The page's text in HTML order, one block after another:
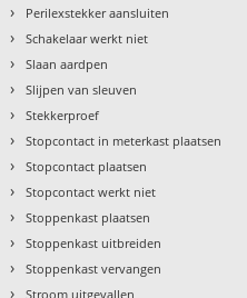
› Perilexstekker aansluiten
› Schakelaar werkt niet
› Slaan aardpen
› Slijpen van sleuven
› Stekkerproef
› Stopcontact in meterkast plaatsen
› Stopcontact plaatsen
› Stopcontact werkt niet
› Stoppenkast plaatsen
› Stoppenkast uitbreiden
› Stoppenkast vervangen
› Stroom uitgevallen